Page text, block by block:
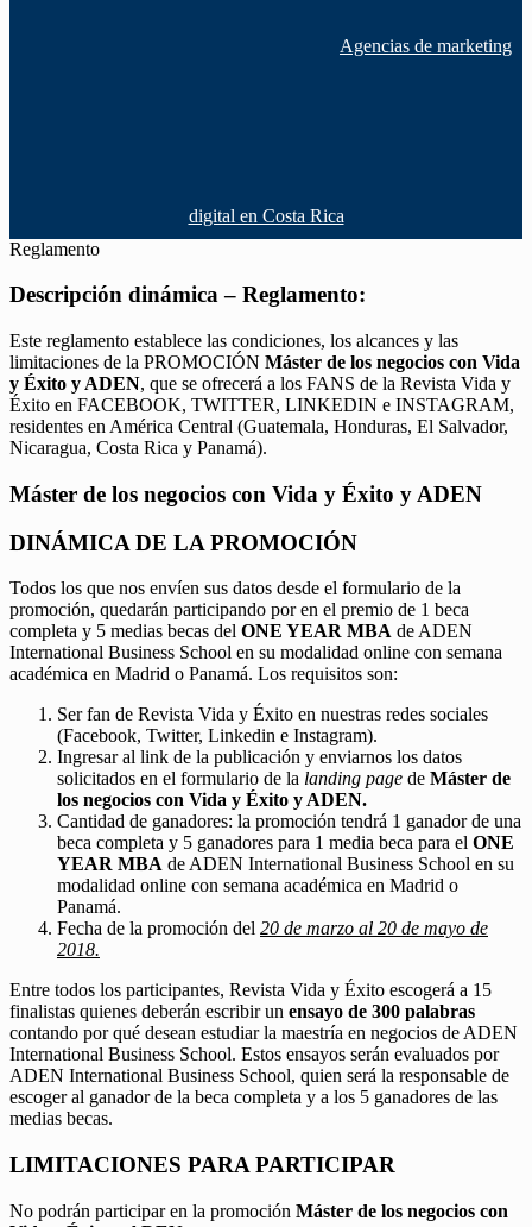
Agencias de marketing
digital en Costa Rica
Reglamento
Descripción dinámica – Reglamento:
Este reglamento establece las condiciones, los alcances y las
limitaciones de la PROMOCIÓN Máster de los negocios con Vida
y Éxito y ADEN, que se ofrecerá a los FANS de la Revista Vida y
Éxito en FACEBOOK, TWITTER, LINKEDIN e INSTAGRAM,
residentes en América Central (Guatemala, Honduras, El Salvador,
Nicaragua, Costa Rica y Panamá).
Máster de los negocios con Vida y Éxito y ADEN
DINÁMICA DE LA PROMOCIÓN
Todos los que nos envíen sus datos desde el formulario de la
promoción, quedarán participando por en el premio de 1 beca
completa y 5 medias becas del ONE YEAR MBA de ADEN
International Business School en su modalidad online con semana
académica en Madrid o Panamá. Los requisitos son:
Ser fan de Revista Vida y Éxito en nuestras redes sociales
(Facebook, Twitter, Linkedin e Instagram).
Ingresar al link de la publicación y enviarnos los datos
solicitados en el formulario de la landing page de Máster de
los negocios con Vida y Éxito y ADEN.
Cantidad de ganadores: la promoción tendrá 1 ganador de una
beca completa y 5 ganadores para 1 media beca para el ONE
YEAR MBA de ADEN International Business School en su
modalidad online con semana académica en Madrid o
Panamá.
Fecha de la promoción del 20 de marzo al 20 de mayo de
2018.
Entre todos los participantes, Revista Vida y Éxito escogerá a 15
finalistas quienes deberán escribir un ensayo de 300 palabras
contando por qué desean estudiar la maestría en negocios de ADEN
International Business School. Estos ensayos serán evaluados por
ADEN International Business School, quien será la responsable de
escoger al ganador de la beca completa y a los 5 ganadores de las
medias becas.
LIMITACIONES PARA PARTICIPAR
No podrán participar en la promoción Máster de los negocios con